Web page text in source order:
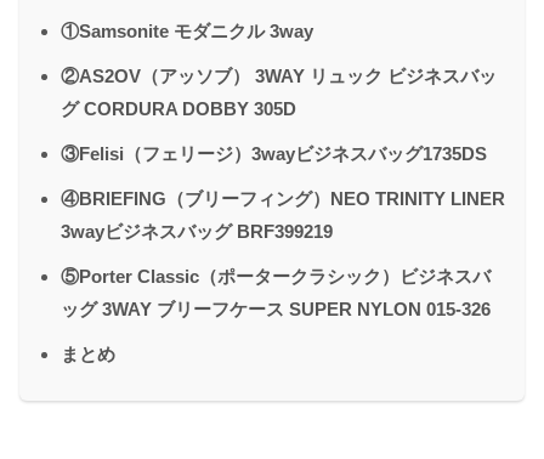
①Samsonite モダニクル 3way
②AS2OV（アッソブ） 3WAY リュック ビジネスバッ
グ CORDURA DOBBY 305D
③Felisi（フェリージ）3wayビジネスバッグ1735DS
④BRIEFING（ブリーフィング）NEO TRINITY LINER
3wayビジネスバッグ BRF399219
⑤Porter Classic（ポータークラシック）ビジネスバ
ッグ 3WAY ブリーフケース SUPER NYLON 015-326
まとめ